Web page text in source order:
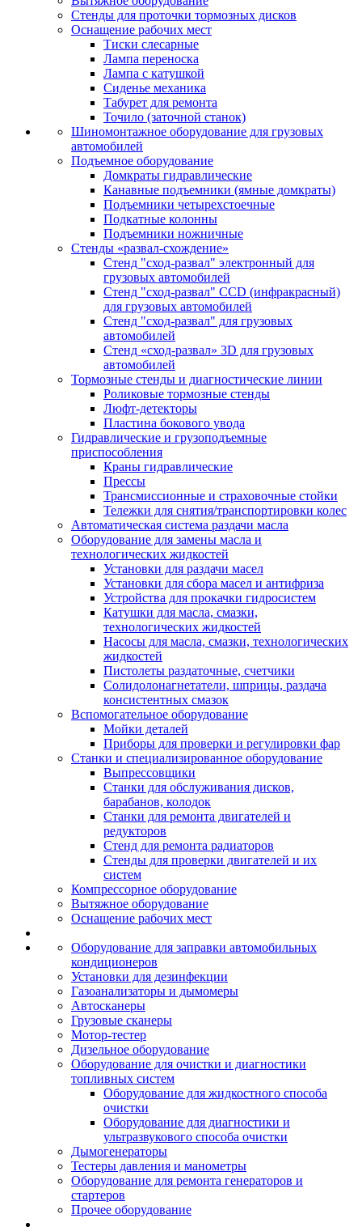
Стенды для проточки тормозных дисков
Оснащение рабочих мест
Тиски слесарные
Лампа переноска
Лампа с катушкой
Сиденье механика
Табурет для ремонта
Точило (заточной станок)
Шиномонтажное оборудование для грузовых
автомобилей
Подъемное оборудование
Домкраты гидравлические
Канавные подъемники (ямные домкраты)
Подъемники четырехстоечные
Подкатные колонны
Подъемники ножничные
Стенды «развал-схождение»
Стенд "сход-развал" электронный для
грузовых автомобилей
Стенд "сход-развал" CCD (инфракрасный)
для грузовых автомобилей
Стенд "сход-развал" для грузовых
автомобилей
Стенд «сход-развал» 3D для грузовых
автомобилей
Тормозные стенды и диагностические линии
Роликовые тормозные стенды
Люфт-детекторы
Пластина бокового увода
Гидравлические и грузоподъемные
приспособления
Краны гидравлические
Прессы
Трансмиссионные и страховочные стойки
Тележки для снятия/транспортировки колес
Автоматическая система раздачи масла
Оборудование для замены масла и
технологических жидкостей
Установки для раздачи масел
Установки для сбора масел и антифриза
Устройства для прокачки гидросистем
Катушки для масла, смазки,
технологических жидкостей
Насосы для масла, смазки, технологических
жидкостей
Пистолеты раздаточные, счетчики
Солидолонагнетатели, шприцы, раздача
консистентных смазок
Вспомогательное оборудование
Мойки деталей
Приборы для проверки и регулировки фар
Станки и специализированное оборудование
Выпрессовщики
Станки для обслуживания дисков,
барабанов, колодок
Станки для ремонта двигателей и
редукторов
Стенд для ремонта радиаторов
Стенды для проверки двигателей и их
систем
Компрессорное оборудование
Вытяжное оборудование
Оснащение рабочих мест
Оборудование для заправки автомобильных
кондиционеров
Установки для дезинфекции
Газоанализаторы и дымомеры
Автосканеры
Грузовые сканеры
Мотор-тестер
Дизельное оборудование
Оборудование для очистки и диагностики
топливных систем
Оборудование для жидкостного способа
очистки
Оборудование для диагностики и
ультразвукового способа очистки
Дымогенераторы
Тестеры давления и манометры
Оборудование для ремонта генераторов и
стартеров
Прочее оборудование